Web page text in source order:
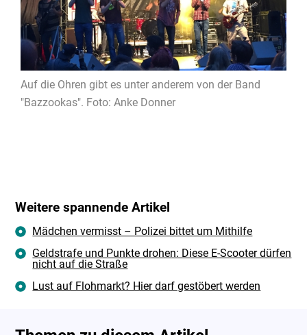
Auf die Ohren gibt es unter anderem von der Band
"Bazzookas". Foto: Anke Donner
Weitere spannende Artikel
Mädchen vermisst – Polizei bittet um Mithilfe
Geldstrafe und Punkte drohen: Diese E-Scooter dürfen
nicht auf die Straße
Lust auf Flohmarkt? Hier darf gestöbert werden